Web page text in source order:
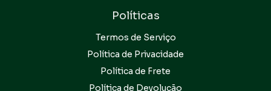
Políticas
Termos de Serviço
Política de Privacidade
Política de Frete
Política de Devolução